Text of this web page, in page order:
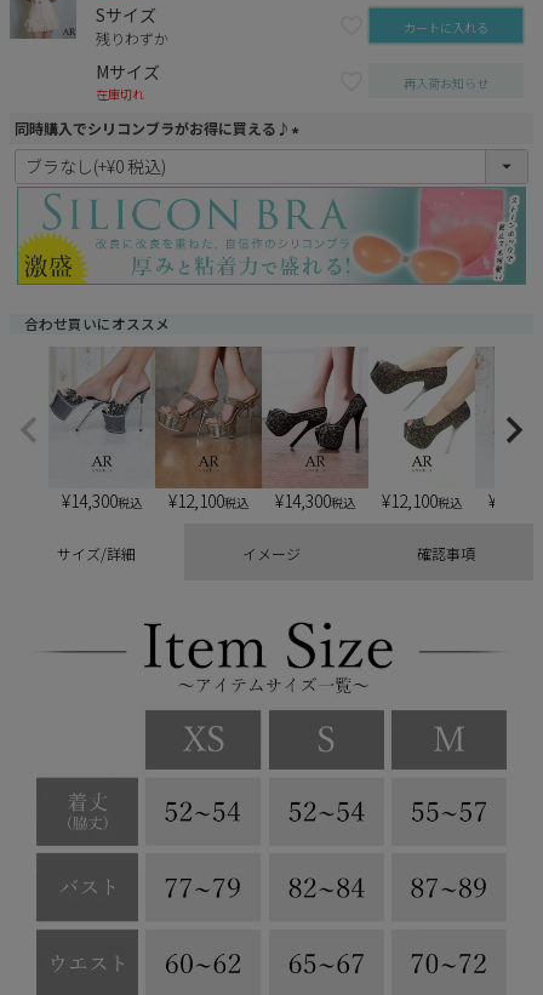
Sサイズ
残りわずか カートに入れる
Mサイズ
在庫切れ
再入荷お知らせ
同時購入でシリコンブラがお得に買える♪
(
須
)
合わせ買いにオススメ
¥14,300税込 ¥12,100税込 ¥14,300税込 ¥12,100税込 ¥
サイズ/詳細 イメージ 確認事項